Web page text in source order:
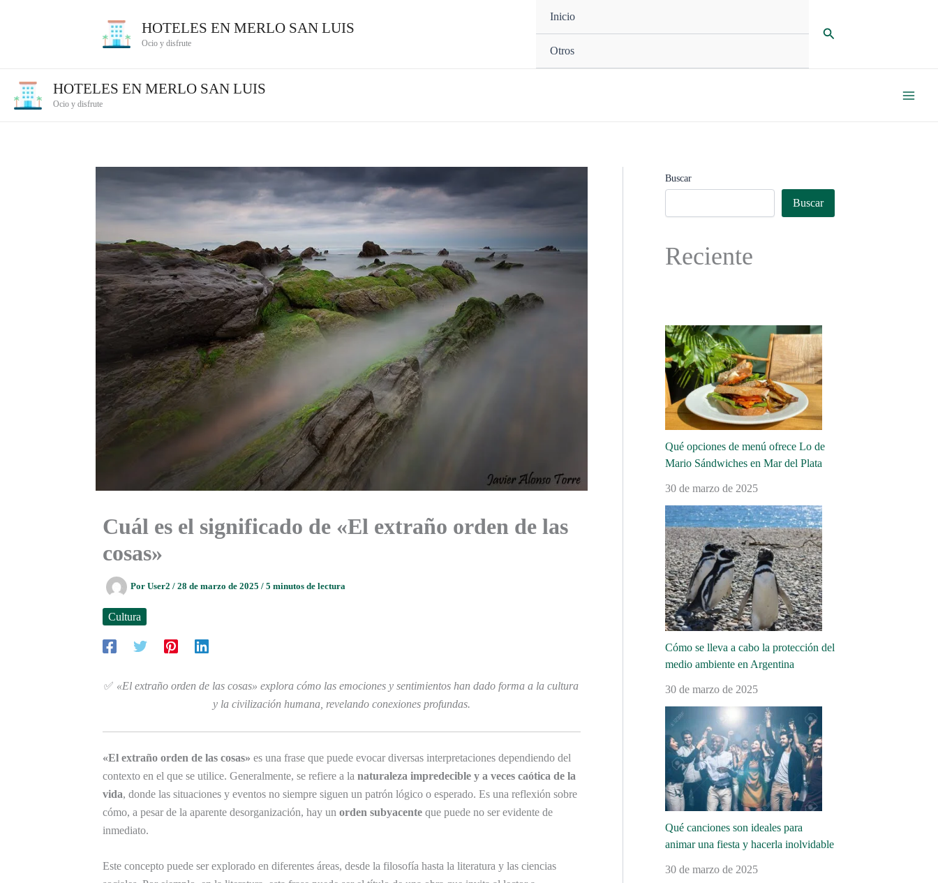
HOTELES EN MERLO SAN LUIS
Ocio y disfrute
Inicio
Otros
Buscar
HOTELES EN MERLO SAN LUIS
Ocio y disfrute
Cuál es el significado de «El extraño orden de las
cosas»
Por User2 / 28 de marzo de 2025 / 5 minutos de lectura
Cultura
✅ «El extraño orden de las cosas» explora cómo las emociones y sentimientos han dado forma a la cultura
y la civilización humana, revelando conexiones profundas.
«El extraño orden de las cosas» es una frase que puede evocar diversas interpretaciones dependiendo del
contexto en el que se utilice. Generalmente, se refiere a la naturaleza impredecible y a veces caótica de la
vida, donde las situaciones y eventos no siempre siguen un patrón lógico o esperado. Es una reflexión sobre
cómo, a pesar de la aparente desorganización, hay un orden subyacente que puede no ser evidente de
inmediato.
Este concepto puede ser explorado en diferentes áreas, desde la filosofía hasta la literatura y las ciencias
Buscar
Buscar
Reciente
Qué opciones de menú ofrece Lo de
Mario Sándwiches en Mar del Plata
30 de marzo de 2025
Cómo se lleva a cabo la protección del
medio ambiente en Argentina
30 de marzo de 2025
Qué canciones son ideales para
animar una fiesta y hacerla inolvidable
30 de marzo de 2025